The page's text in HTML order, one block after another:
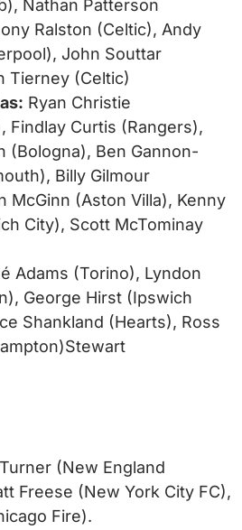
Nathan Patterson
Ralston (Celtic), Andy
John Souttar
Tierney (Celtic)
Ryan Christie
Findlay Curtis (Rangers),
(Bologna), Ben Gannon-
Billy Gilmour
McGinn (Aston Villa), Kenny
City), Scott McTominay
Adams (Torino), Lyndon
George Hirst (Ipswich
Shankland (Hearts), Ross
(New England
Freese (New York City FC),
Fire).